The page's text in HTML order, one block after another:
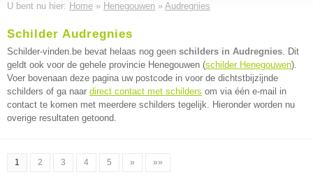
U bent nu hier: Home » Henegouwen » Audregnies
Schilder Audregnies
Schilder-vinden.be bevat helaas nog geen schilders in Audregnies. Dit
geldt ook voor de gehele provincie Henegouwen (schilder Henegouwen).
Voer bovenaan deze pagina uw postcode in voor de dichtstbijzijnde
schilders of ga naar direct contact met schilders om via één e-mail in
contact te komen met meerdere schilders tegelijk. Hieronder worden nu
overige resultaten getoond.
1 2 3 4 5 » »»